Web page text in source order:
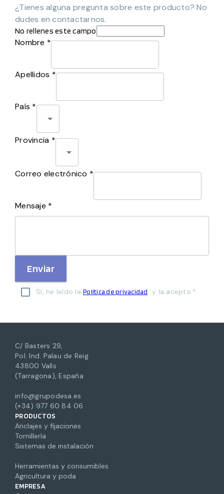
¿Tienes alguna pregunta sobre este producto? No
dudes en contactarnos.
No rellenes este campo
Nombre *
Apellidos *
País *
Provincia *
Correo electrónico *
Mensaje *
Enviar
Sí, he leído la Política de privacidad y la acepto.*
C/ Basters 29,
Pol. Ind. Palau de Reig
43800 Valls
(Tarragona), España
info@grupodesa.es
(+34) 977 60 84 06
PRODUCTOS
Anclajes y fijaciones
Tornillería
Sistemas de instalación
Herramientas y consumibles
Agricultura y poda
EMPRESA